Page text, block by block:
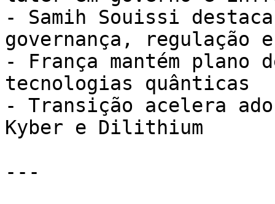
- Samih Souissi
governança, regulação
- França mantém plano
tecnologias quânticas
- Transição acelera
Kyber e Dilithium
---